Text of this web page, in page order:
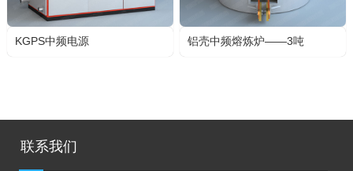
KGPS中频电源 铝壳中频熔炼炉——3吨
联系我们